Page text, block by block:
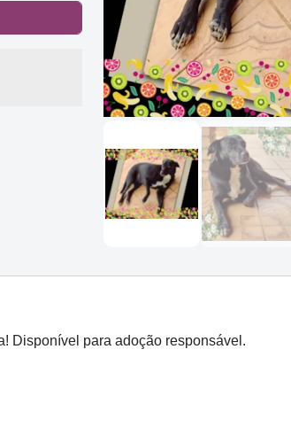
Disponível para adoção responsável.